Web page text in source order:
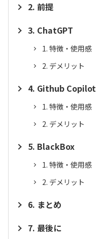
前提
ChatGPT
特徴・使用感
デメリット
Github Copilot
特徴・使用感
デメリット
BlackBox
特徴・使用感
デメリット
まとめ
最後に